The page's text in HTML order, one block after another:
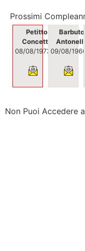
Prossimi
Petitto
Concetta
08/08/1973🎉
Barbuto
Antonella
09/08/
Non Puoi Accedere